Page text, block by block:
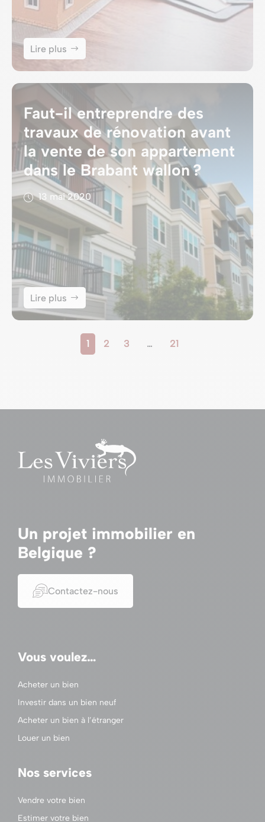
Lire plus
Faut-il entreprendre des
travaux de rénovation avant
la vente de son appartement
dans le Brabant wallon ?
13 mai 2020
Lire plus
1 2 3 … 21
Un projet immobilier en
Belgique ?
Contactez-nous
Vous voulez…
Acheter un bien
Investir dans un bien neuf
Acheter un bien à l’étranger
Louer un bien
Nos services
Vendre votre bien
Estimer votre bien